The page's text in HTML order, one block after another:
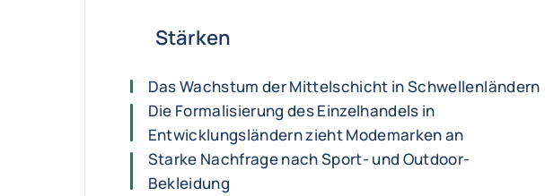
Stärken
Das Wachstum der Mittelschicht in Schwellenländern
Die Formalisierung des Einzelhandels in
Entwicklungsländern zieht Modemarken an
Starke Nachfrage nach Sport- und Outdoor-
Bekleidung